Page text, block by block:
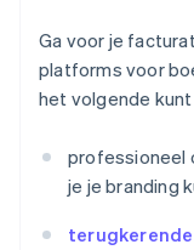
Ga voor je
platforms voor
het volgende kunt
professioneel
je je branding